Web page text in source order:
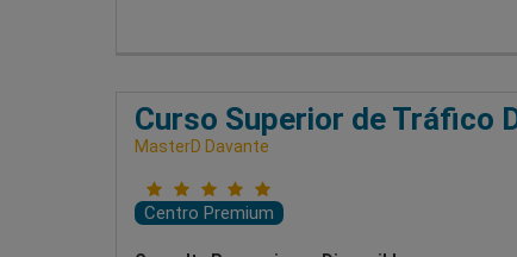
Curso Superior de Tráfico
MasterD Davante
Centro Premium